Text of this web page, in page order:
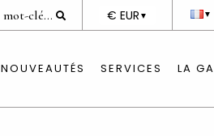
▼
DEVISE
€ EUR ▼
NOUVEAUTÉS SERVICES LA